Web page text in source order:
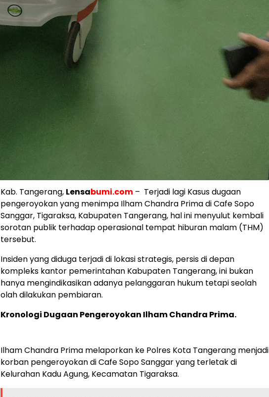
Kab. Tangerang, Lensabumi.com – Terjadi lagi Kasus dugaan
pengeroyokan yang menimpa Ilham Chandra Prima di Cafe Sopo
Sanggar, Tigaraksa, Kabupaten Tangerang, hal ini menyulut kembali
sorotan publik terhadap operasional tempat hiburan malam (THM)
tersebut.
Insiden yang diduga terjadi di lokasi strategis, persis di depan
kompleks kantor pemerintahan Kabupaten Tangerang, ini bukan
hanya mengindikasikan adanya pelanggaran hukum tetapi seolah
olah dilakukan pembiaran.
Kronologi Dugaan Pengeroyokan Ilham Chandra Prima.
Ilham Chandra Prima melaporkan ke Polres Kota Tangerang menjadi
korban pengeroyokan di Cafe Sopo Sanggar yang terletak di
Kelurahan Kadu Agung, Kecamatan Tigaraksa.